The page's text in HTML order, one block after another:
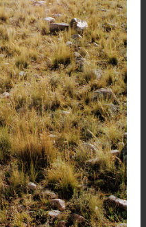
de aguas
desde el punto
sumamos la
habitantes,
que inmediatamente
de adobes con
aguas cubiertos con
puertas,
la liviana pero
luz de
de la ciudad.